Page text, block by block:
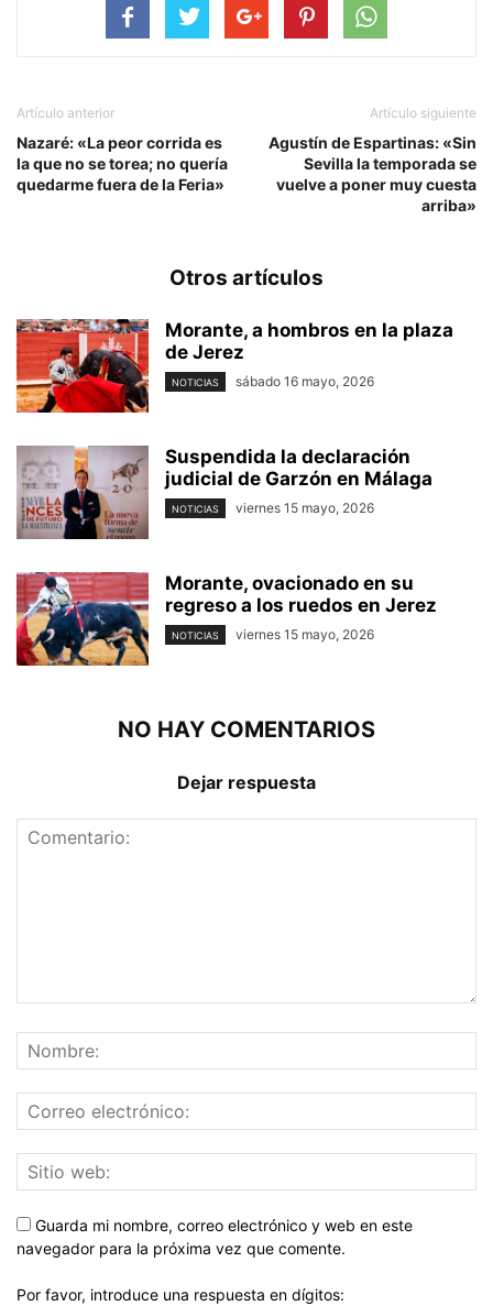
Artículo anterior
Nazaré: «La peor corrida es
la que no se torea; no quería
quedarme fuera de la Feria»
Artículo siguiente
Agustín de Espartinas: «Sin
Sevilla la temporada se
vuelve a poner muy cuesta
arriba»
Otros artículos
Morante, a hombros en la plaza
de Jerez
NOTICIAS sábado 16 mayo, 2026
Suspendida la declaración
judicial de Garzón en Málaga
NOTICIAS viernes 15 mayo, 2026
Morante, ovacionado en su
regreso a los ruedos en Jerez
NOTICIAS viernes 15 mayo, 2026
NO HAY COMENTARIOS
Dejar respuesta
Guarda mi nombre, correo electrónico y web en este
navegador para la próxima vez que comente.
Por favor, introduce una respuesta en dígitos: